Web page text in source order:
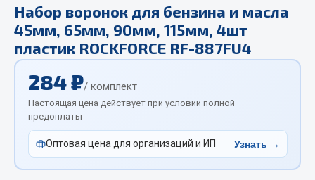
Аксессуары автомобильные
Аптечки и знаки автомобильные
Брызговики
Вентиляторы кабины
Вымпела
Показать ещё
Весь раздел
Набор воронок для бензина и масла
45мм, 65мм, 90мм, 115мм, 4шт
пластик ROCKFORCE RF-887FU4
284 ₽/ комплект
Настоящая цена действует при условии полной
предоплаты
Оптовая цена для организаций и ИП Узнать →